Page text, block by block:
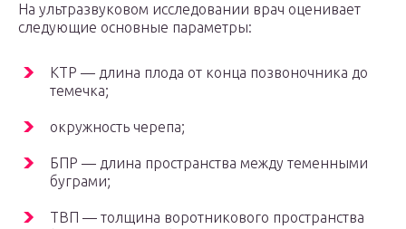
На ультразвуковом исследовании врач оценивает
следующие основные параметры:
КТР — длина плода от конца позвоночника до
темечка;
окружность черепа;
БПР — длина пространства между теменными
буграми;
ТВП — толщина воротникового пространства